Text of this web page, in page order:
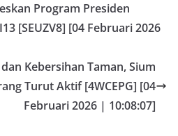
Program Presiden
[SEUZV8] [04 Februari 2026
Kebersihan Taman, Sium
Turut Aktif [4WCEPG] [04
Februari 2026 | 10:08:07]